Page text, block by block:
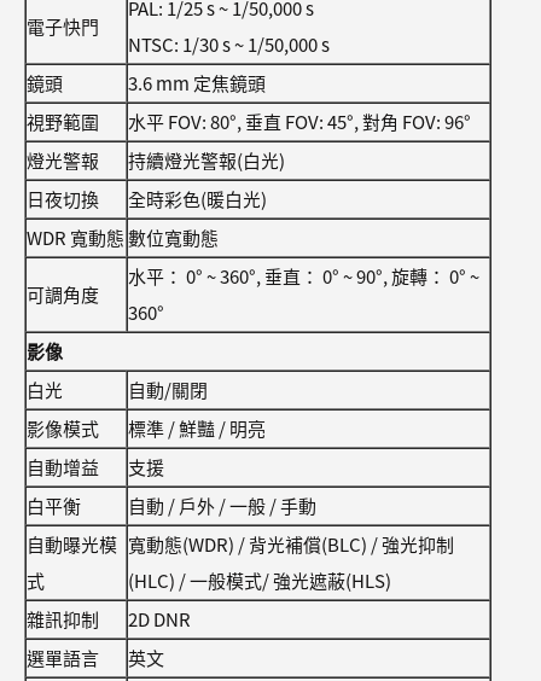
電子快門
PAL: 1/25 s ~ 1/50,000 s
NTSC: 1/30 s ~ 1/50,000 s
鏡頭
3.6 mm 定焦鏡頭
視野範圍
水平 FOV: 80°, 垂直 FOV: 45°, 對角 FOV: 96°
燈光警報
持續燈光警報(白光)
日夜切換
全時彩色(暖白光)
WDR 寬動態數位寬動態
可調角度
水平： 0° ~ 360°, 垂直： 0° ~ 90°, 旋轉： 0° ~
360°
影像
白光
自動/關閉
影像模式
標準 / 鮮豔 / 明亮
自動增益
支援
白平衡
自動 / 戶外 / 一般 / 手動
自動曝光模
式
寬動態(WDR) / 背光補償(BLC) / 強光抑制
(HLC) / 一般模式/ 強光遮蔽(HLS)
雜訊抑制
2D DNR
選單語言
英文